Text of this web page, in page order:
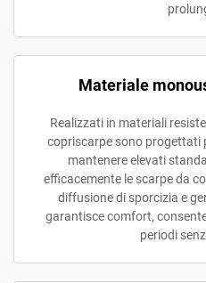
Materiale
Realizzati in materiali
copriscarpe sono progettati
mantenere elevati
efficacemente le scarpe da
diffusione di sporcizia e
garantisce comfort,
periodi